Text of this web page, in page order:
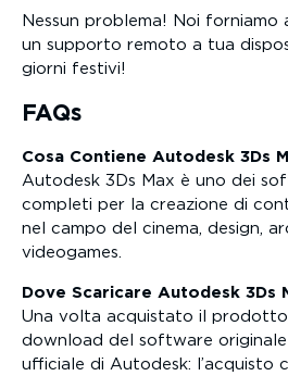
Nessun problema! Noi forniamo
un supporto remoto a tua
giorni festivi!
FAQs
Cosa Contiene Autodesk 3Ds
Autodesk 3Ds Max è uno dei
completi per la creazione di
nel campo del cinema, design,
videogames.
Dove Scaricare Autodesk 3Ds
Una volta acquistato il
download del software
ufficiale di Autodesk: l’acquisto